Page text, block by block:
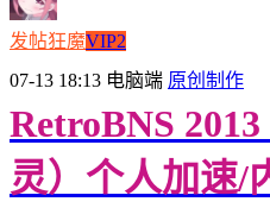
发帖狂魔VIP2
07-13 18:13 电脑端 原创制作
RetroBNS
灵）个人加速/